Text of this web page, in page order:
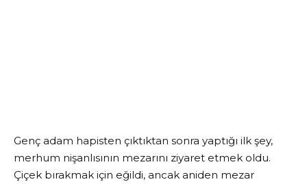
Genç adam hapisten çıktıktan sonra yaptığı ilk şey,
merhum nişanlısının mezarını ziyaret etmek oldu.
Çiçek bırakmak için eğildi, ancak aniden mezar